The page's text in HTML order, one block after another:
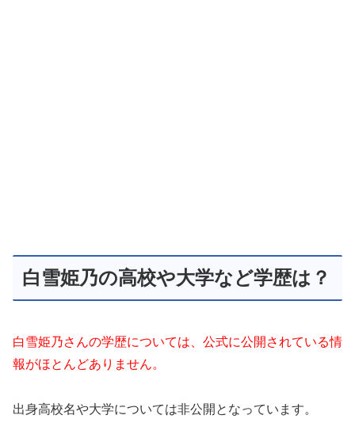
白雪姫乃の高校や大学など学歴は？
白雪姫乃さんの学歴については、公式に公開されている情
報がほとんどありません。
出身高校名や大学については非公開となっています。